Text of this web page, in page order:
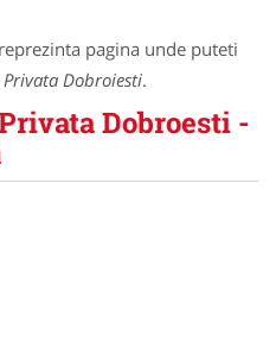
reprezinta pagina unde puteti
Dobroiesti.
Dobroesti -